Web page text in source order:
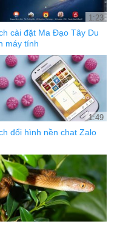
1:23
cài đặt Ma Đạo Tây Du
máy tính
1:49
đổi hình nền chat Zalo